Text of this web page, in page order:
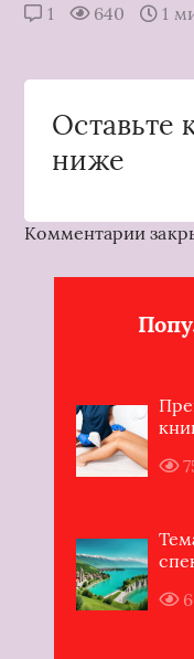
1 640 1
Оставьте
ниже
Комментарии